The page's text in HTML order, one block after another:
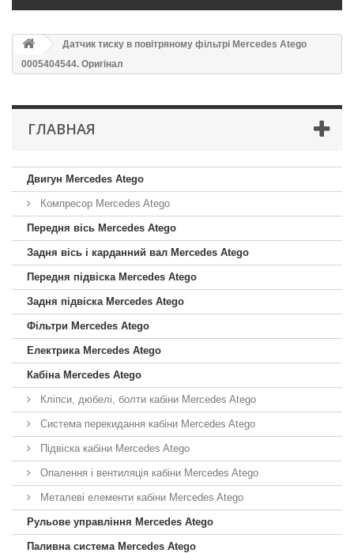
Датчик тиску в повітряному фільтрі Mercedes Atego
0005404544. Оригінал
ГЛАВНАЯ
Двигун Mercedes Atego
Компресор Mercedes Atego
Передня вісь Mercedes Atego
Задня вісь і карданний вал Mercedes Atego
Передня підвіска Mercedes Atego
Задня підвіска Mercedes Atego
Фільтри Mercedes Atego
Електрика Mercedes Atego
Кабіна Mercedes Atego
Кліпси, дюбелі, болти кабіни Mercedes Atego
Система перекидання кабіни Mercedes Atego
Підвіска кабіни Mercedes Atego
Опалення і вентиляція кабіни Mercedes Atego
Металеві елементи кабіни Mercedes Atego
Рульове управління Mercedes Atego
Паливна система Mercedes Atego